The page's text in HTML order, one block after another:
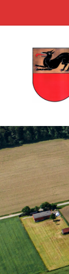
content
main
footer